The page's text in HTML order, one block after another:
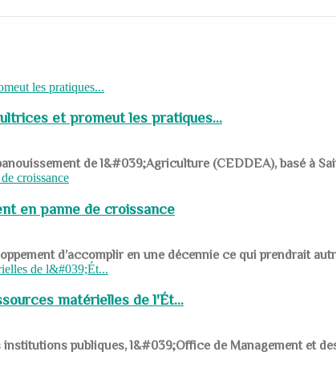
et promeut les pratiques...
de l&#039;Agriculture (CEDDEA), basé à
en panne de croissance
d’accomplir en une décennie ce qui prendrait
matérielles de l'Ét...
publiques, l&#039;Office de Management et